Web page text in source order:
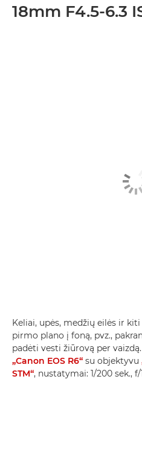
18mm F4.5-6.3
Keliai, upės, medžių eilės ir
pirmo plano į foną, pvz.,
padėti vesti žiūrovą per
„Canon EOS R6“ su objektyvu
STM“, nustatymai: 1/200 sek., f/